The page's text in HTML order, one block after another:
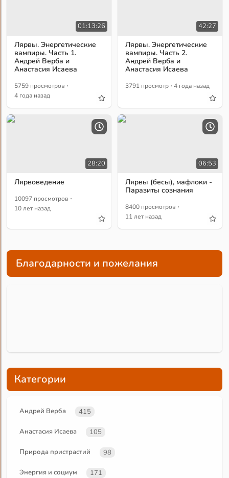
01:13:26
Лярвы. Энергетические
вампиры. Часть 1.
Андрей Верба и
Анастасия Исаева
5759 просмотров ·
4 года назад
42:27
Лярвы. Энергетические
вампиры. Часть 2.
Андрей Верба и
Анастасия Исаева
3791 просмотр · 4 года назад
28:20
Лярвоведение
10097 просмотров ·
10 лет назад
06:53
Лярвы (бесы), мафлоки -
Паразиты сознания
8400 просмотров ·
11 лет назад
Благодарности и пожелания
Категории
Андрей Верба 415
Анастасия Исаева 105
Природа пристрастий 98
Энергия и социум 171